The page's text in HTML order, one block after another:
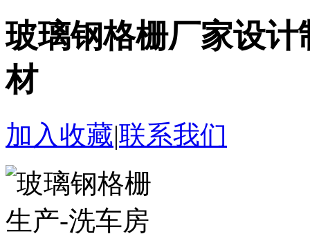
玻璃钢格栅厂家设
材
加入收藏|联系我们